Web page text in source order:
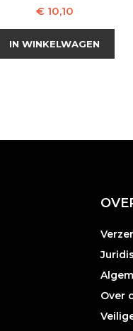
Prijs
€ 10,10
IN WINKELWAGEN
Over